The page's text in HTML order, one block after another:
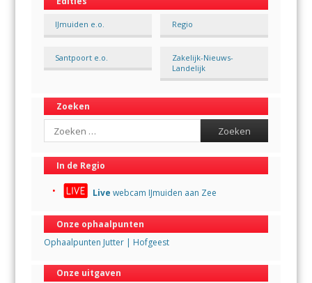
IJmuiden e.o. Regio
Santpoort e.o.
Zakelijk-Nieuws-
Landelijk
Zoeken
Search
In de Regio
Live webcam IJmuiden aan Zee
Onze ophaalpunten
Ophaalpunten Jutter | Hofgeest
Onze uitgaven